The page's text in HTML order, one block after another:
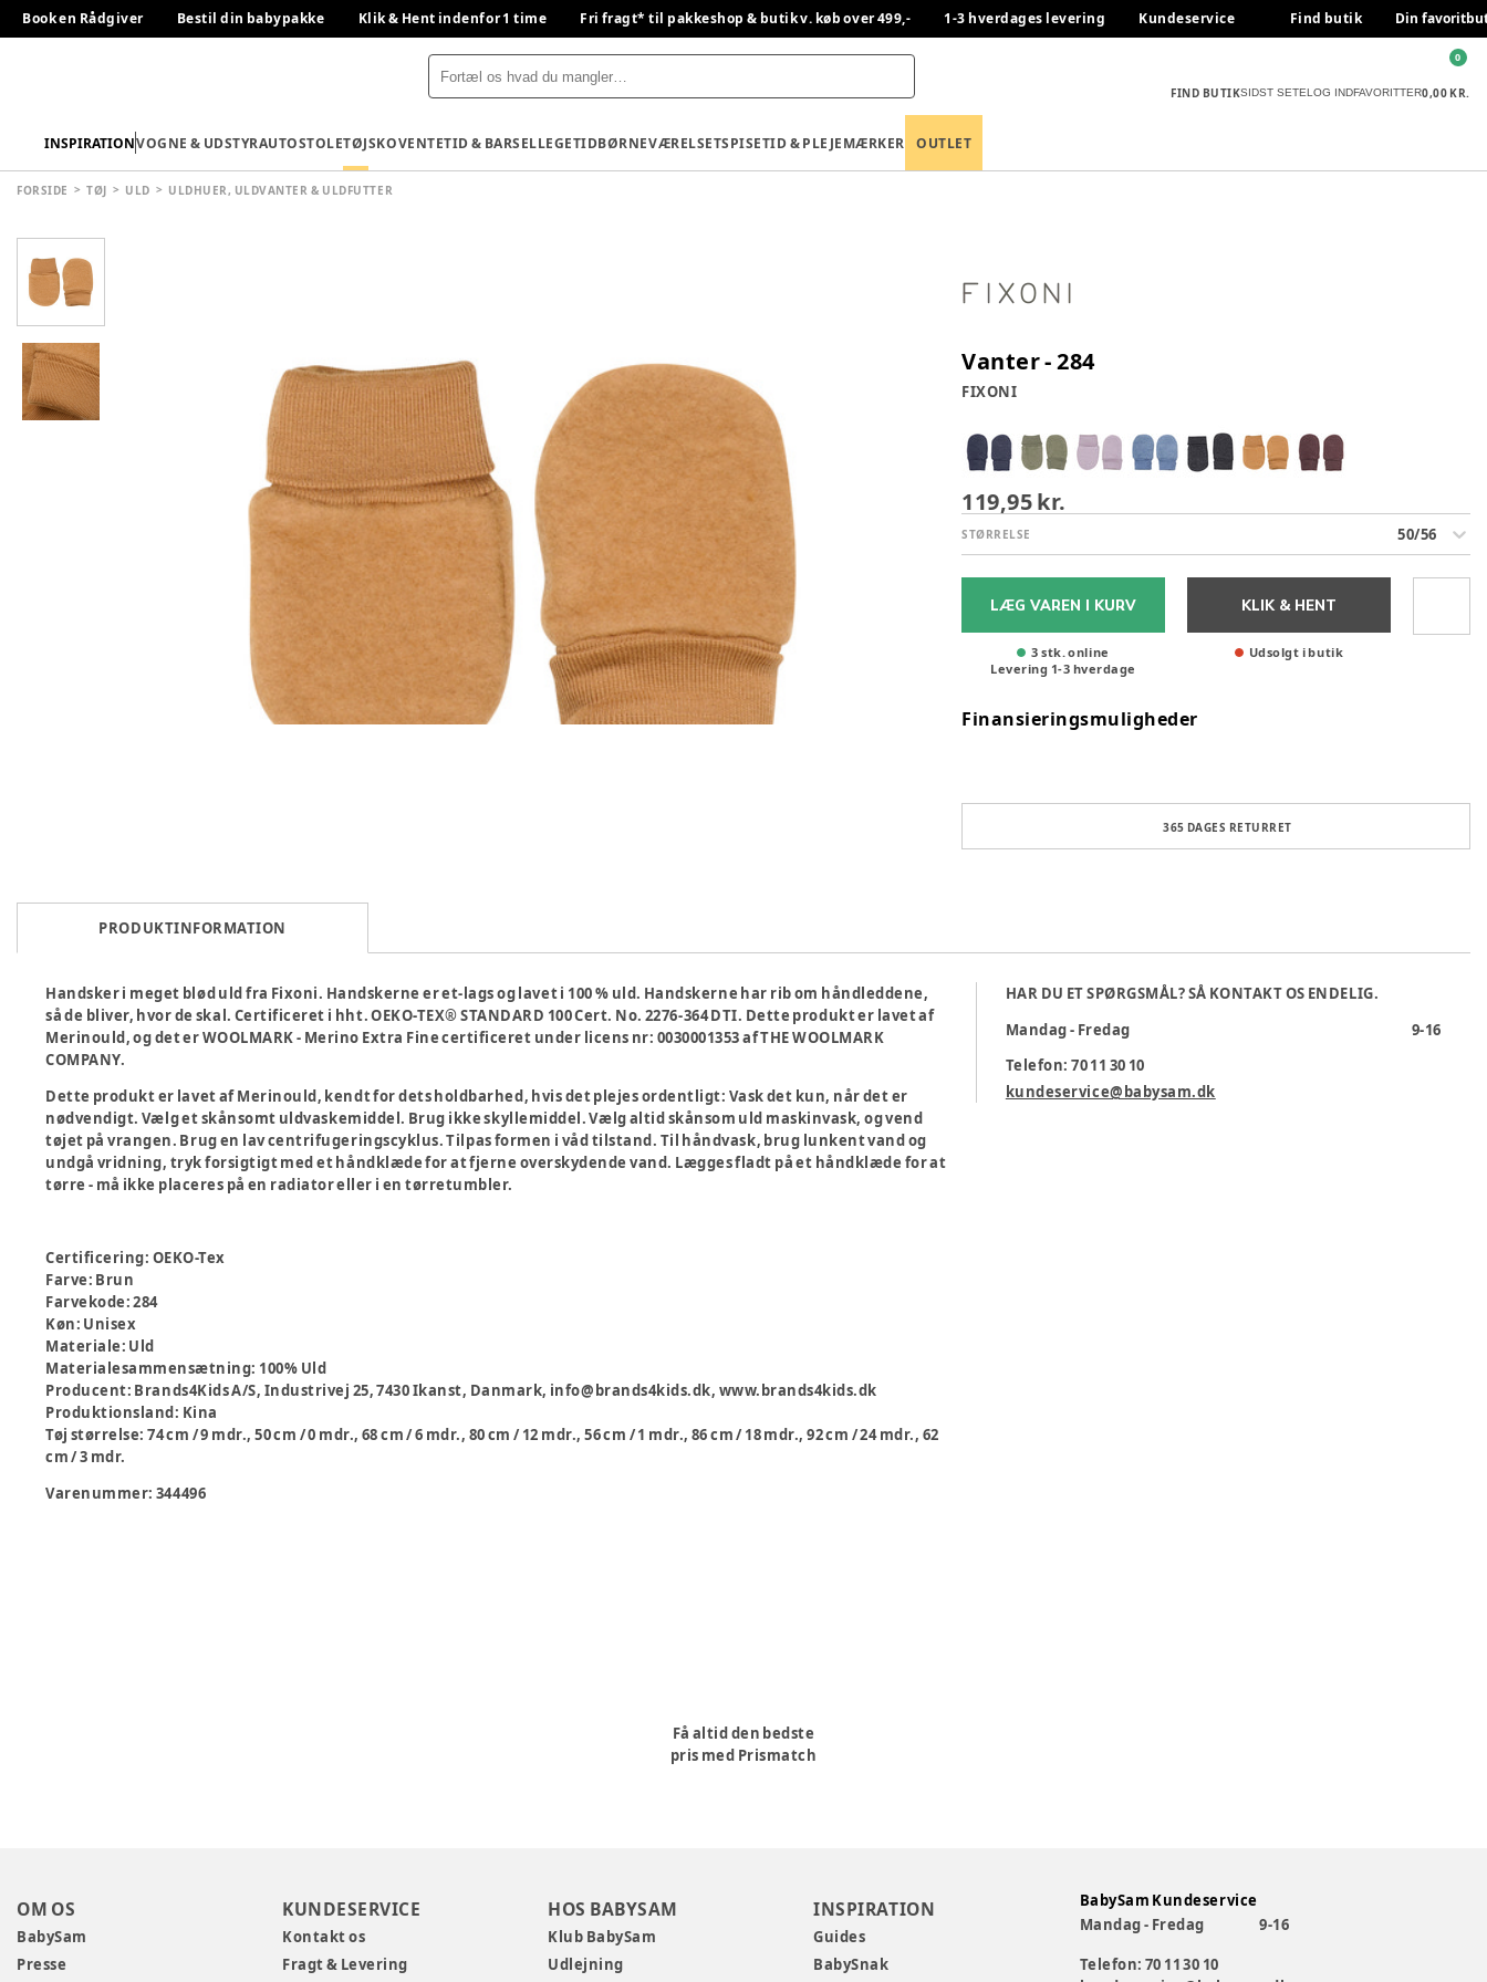
Book en Rådgiver Bestil din babypakke Klik & Hent indenfor 1 time Fri fragt* til pakkeshop & butik v. køb over 499,- 1-3 hverdages levering Kundeservice Find butik Din
FIND BUTIKSIDST SETELOG INDFAVORITTER0,00 KR.
0
INSPIRATIONVOGNE & UDSTYRAUTOSTOLETØJSKOVENTETID & BARSELLEGETIDBØRNEVÆRELSETSPISETID & PLEJEMÆRKER OUTLET
FORSIDE TØJ ULD ULDHUER, ULDVANTER & ULDFUTTER
Vanter - 284
FIXONI
119,95 kr.
STØRRELSE 50/56
LÆG VAREN I KURV
3 stk. online
Levering 1-3 hverdage
KLIK & HENT
Udsolgt i butik
Finansieringsmuligheder
365 DAGES RETURRET
PRODUKTINFORMATION
Handsker i meget blød uld fra Fixoni. Handskerne er et-lags og lavet i 100 % uld. Handskerne har rib om håndleddene,
så de bliver, hvor de skal. Certificeret i hht. OEKO-TEX® STANDARD 100 Cert. No. 2276-364 DTI. Dette produkt er lavet af
Merinould, og det er WOOLMARK - Merino Extra Fine certificeret under licens nr: 0030001353 af THE WOOLMARK
COMPANY.
Dette produkt er lavet af Merinould, kendt for dets holdbarhed, hvis det plejes ordentligt: Vask det kun, når det er
nødvendigt. Vælg et skånsomt uldvaskemiddel. Brug ikke skyllemiddel. Vælg altid skånsom uld maskinvask, og vend
tøjet på vrangen. Brug en lav centrifugeringscyklus. Tilpas formen i våd tilstand. Til håndvask, brug lunkent vand og
undgå vridning, tryk forsigtigt med et håndklæde for at fjerne overskydende vand. Lægges fladt på et håndklæde for at
tørre - må ikke placeres på en radiator eller i en tørretumbler.
Certificering: OEKO-Tex
Farve: Brun
Farvekode:284
Køn: Unisex
Materiale: Uld
Materialesammensætning: 100% Uld
Producent: Brands4Kids A/S, Industrivej 25, 7430 Ikanst, Danmark, info@brands4kids.dk, www.brands4kids.dk
Produktionsland: Kina
Tøj størrelse:74 cm / 9 mdr., 50 cm / 0 mdr., 68 cm / 6 mdr., 80 cm / 12 mdr., 56 cm / 1 mdr., 86 cm / 18 mdr., 92 cm / 24 mdr., 62
cm / 3 mdr.
Varenummer: 344496
HAR DU ET SPØRGSMÅL? SÅ KONTAKT OS ENDELIG.
Mandag - Fredag
9-16
Telefon: 70 11 30 10
kundeservice@babysam.dk
Få altid den bedste
pris med Prismatch
OM OS
BabySam
Presse
KUNDESERVICE
Kontakt os
Fragt & Levering
HOS BABYSAM
Klub BabySam
Udlejning
INSPIRATION
Guides
BabySnak
BabySam Kundeservice
Mandag - Fredag
9-16
Telefon: 70 11 30 10